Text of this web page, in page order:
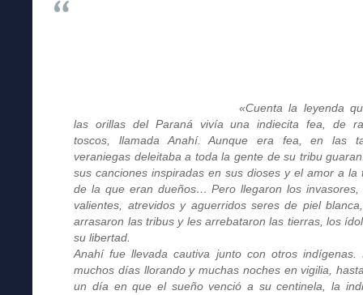
«Cuenta la leyenda
las orillas del Paraná vivía una indiecita fea, de
toscos, llamada Anahí. Aunque era fea, en las
veraniegas deleitaba a toda la gente de su tribu
sus canciones inspiradas en sus dioses y el amor a la
de la que eran dueños… Pero llegaron los invasores,
valientes, atrevidos y aguerridos seres de piel
arrasaron las tribus y les arrebataron las tierras, los
su libertad.
Anahí fue llevada cautiva junto con otros indígenas.
muchos días llorando y muchas noches en vigilia,
un día en que el sueño venció a su centinela, la